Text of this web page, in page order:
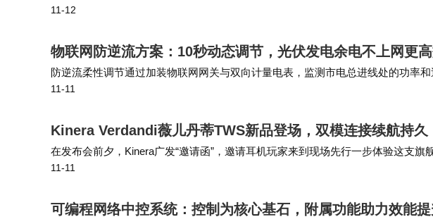
力。 真正专业的服务商，会从企业实际业务场景出发提供解决方案，而非一味推
11-12
物联网防逆流方案：10秒动态调节，光伏发电余电不上网更
防逆流柔性调节通过加装物联网网关与双向计量电表，监测市电总进线处的功率
算法，以*快10秒为一个检测周期，持续跟踪负荷变化，动态调节逆变器的有功功
11-11
Kinera Verdandi薇儿丹蒂TWS新品登场，双模连接续航持久
在发布会前夕，Kinera广发“邀请函”，邀请耳机玩家来到现场先行一步体验这支
试玩，分别是寰宇黑和阙夜紫，我自己就比较喜欢寰宇黑这个配色，低调奢华、
11-11
可编程网络中控系统：控制为核心基石，附属功能助力效能